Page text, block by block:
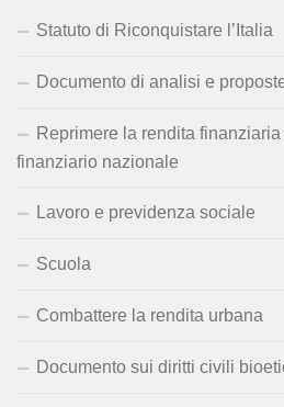
Statuto di Riconquistare l’Italia
Documento di analisi e
Reprimere la rendita
finanziario nazionale
Lavoro e previdenza sociale
Scuola
Combattere la rendita urbana
Documento sui diritti civili